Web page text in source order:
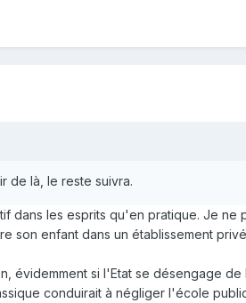
de là, le reste suivra.
dans les esprits qu'en pratique. Je ne
son enfant dans un établissement
évidemment si l'Etat se désengage
conduirait à négliger l'école